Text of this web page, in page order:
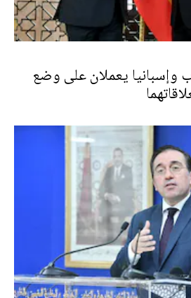
وإسبانيا يعملان على وضع